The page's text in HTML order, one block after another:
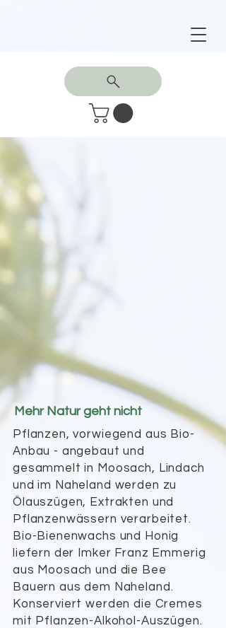
Mehr Natur geht nicht
Pflanzen, vorwiegend aus Bio-
Anbau - angebaut und
gesammelt in Moosach, Lindach
und im Naheland werden zu
Ölauszügen, Extrakten und
Pflanzenwässern verarbeitet.
Bio-Bienenwachs und Honig
liefern der Imker Franz Emmerig
aus Moosach und die Bee
Bauern aus dem Naheland.
Konserviert werden die Cremes
mit Pflanzen-Alkohol-Auszügen.